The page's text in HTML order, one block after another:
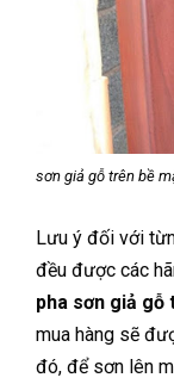
sơn giả gỗ trên bề
Lưu ý đối với
đều được các
pha sơn giả gỗ
mua hàng sẽ
đó, để sơn lên